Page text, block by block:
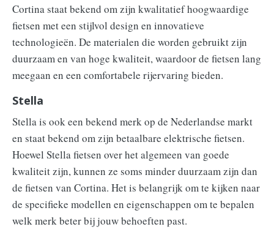
Cortina staat bekend om zijn kwalitatief hoogwaardige
fietsen met een stijlvol design en innovatieve
technologieën. De materialen die worden gebruikt zijn
duurzaam en van hoge kwaliteit, waardoor de fietsen lang
meegaan en een comfortabele rijervaring bieden.
Stella
Stella is ook een bekend merk op de Nederlandse markt
en staat bekend om zijn betaalbare elektrische fietsen.
Hoewel Stella fietsen over het algemeen van goede
kwaliteit zijn, kunnen ze soms minder duurzaam zijn dan
de fietsen van Cortina. Het is belangrijk om te kijken naar
de specifieke modellen en eigenschappen om te bepalen
welk merk beter bij jouw behoeften past.